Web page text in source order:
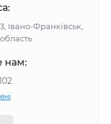
Івано-Франківськ,
нам: